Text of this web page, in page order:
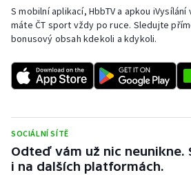
Rychlobruslení
Rychlostní kanoistika
Short track
Stolní tenis
S mobilní aplikací, HbbTV a apkou
máte ČT sport vždy po ruce. Sledujte
bonusový obsah kdekoli a kdykoli.
SOCIÁLNÍ SÍTĚ
Odteď vám už nic neunikne.
i na dalších platformách.